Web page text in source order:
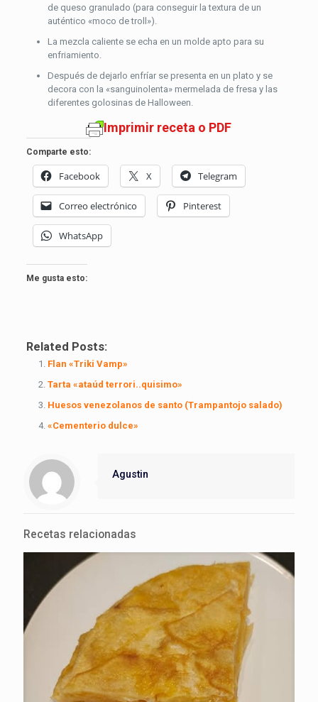
de queso granulado (para conseguir la textura de un
auténtico «moco de troll»).
La mezcla caliente se echa en un molde apto para su
enfriamiento.
Después de dejarlo enfríar se presenta en un plato y se
decora con la «sanguinolenta» mermelada de fresa y las
diferentes golosinas de Halloween.
Imprimir receta o PDF
Comparte esto:
Facebook X Telegram
Correo electrónico Pinterest
WhatsApp
Me gusta esto:
Related Posts:
Flan «Triki Vamp»
Tarta «ataúd terrori..quisimo»
Huesos venezolanos de santo (Trampantojo salado)
«Cementerio dulce»
Agustin
Recetas relacionadas